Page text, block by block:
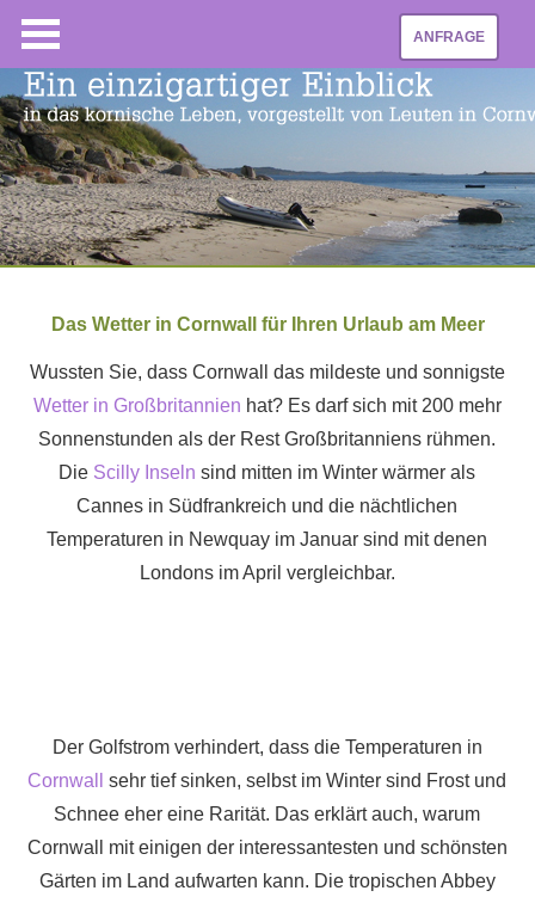
ANFRAGE
Das Wetter in Cornwall für Ihren Urlaub am Meer
Wussten Sie, dass Cornwall das mildeste und sonnigste
Wetter in Großbritannien hat? Es darf sich mit 200 mehr
Sonnenstunden als der Rest Großbritanniens rühmen.
Die Scilly Inseln sind mitten im Winter wärmer als
Cannes in Südfrankreich und die nächtlichen
Temperaturen in Newquay im Januar sind mit denen
Londons im April vergleichbar.
Der Golfstrom verhindert, dass die Temperaturen in
Cornwall
sehr tief sinken, selbst im Winter sind Frost und
Schnee eher eine Rarität. Das erklärt auch, warum
Cornwall mit einigen der interessantesten und schönsten
Gärten im Land aufwarten kann. Die tropischen Abbey